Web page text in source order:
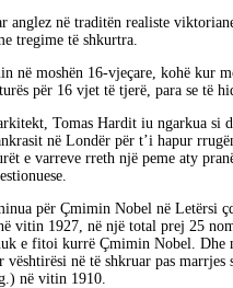
anglez në traditën realiste
tregime të shkurtra.
në moshën 16-vjeçare, kohë kur
për 16 vjet të tjerë, para se të
Tomas Hardit iu ngarkua si
në Londër për t’i hapur
e varreve rreth një peme aty
për Çmimin Nobel në Letërsi
vitin 1927, në një total prej 25
e fitoi kurrë Çmimin Nobel. Dhe
vështirësi në të shkruar pas
në vitin 1910.